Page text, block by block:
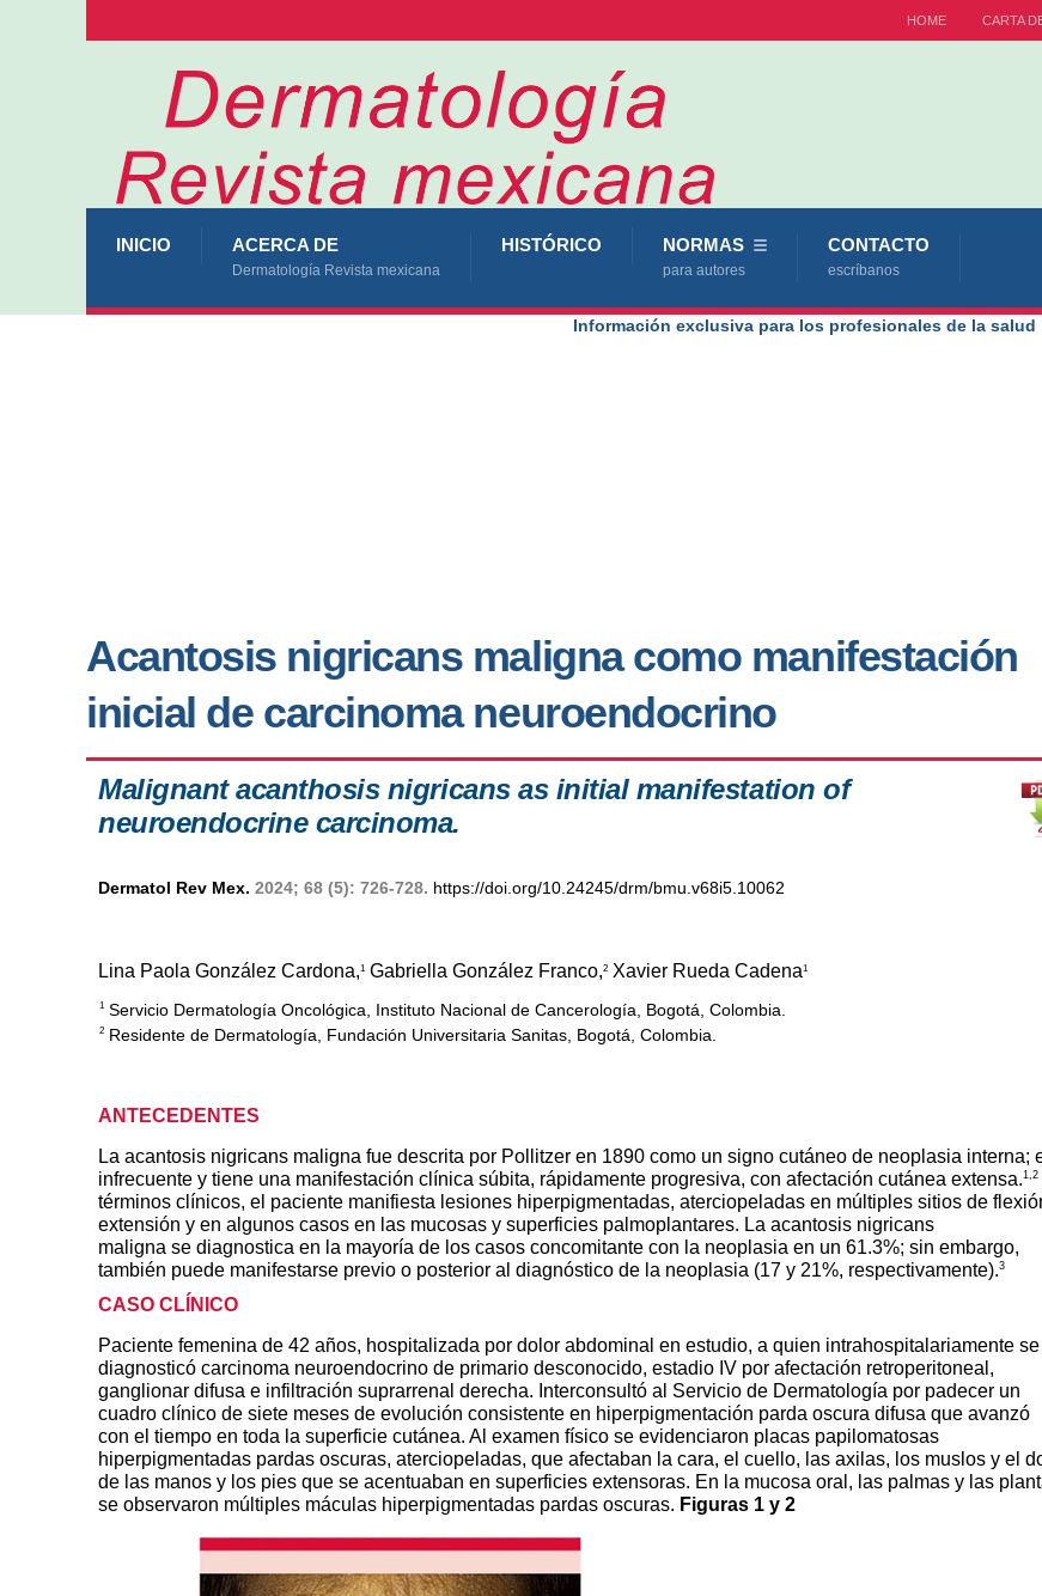
HOME CARTA
INICIO ACERCA DE
Dermatología Revista mexicana
HISTÓRICO NORMAS
para autores
CONTACTO
escríbanos
Información exclusiva para los profesionales de la salud
Acantosis nigricans maligna como manifestación
inicial de carcinoma neuroendocrino
Malignant acanthosis nigricans as initial manifestation of
neuroendocrine carcinoma.
Dermatol Rev Mex. 2024; 68 (5): 726-728. https://doi.org/10.24245/drm/bmu.v68i5.10062
Lina Paola González Cardona,1 Gabriella González Franco,2 Xavier Rueda Cadena1
1 Servicio Dermatología Oncológica, Instituto Nacional de Cancerología, Bogotá, Colombia.
2 Residente de Dermatología, Fundación Universitaria Sanitas, Bogotá, Colombia.
ANTECEDENTES
La acantosis nigricans maligna fue descrita por Pollitzer en 1890 como un signo cutáneo de neoplasia interna;
infrecuente y tiene una manifestación clínica súbita, rápidamente progresiva, con afectación cutánea extensa.1,2
términos clínicos, el paciente manifiesta lesiones hiperpigmentadas, aterciopeladas en múltiples sitios de
extensión y en algunos casos en las mucosas y superficies palmoplantares. La acantosis nigricans
maligna se diagnostica en la mayoría de los casos concomitante con la neoplasia en un 61.3%; sin embargo,
también puede manifestarse previo o posterior al diagnóstico de la neoplasia (17 y 21%, respectivamente).3
CASO CLÍNICO
Paciente femenina de 42 años, hospitalizada por dolor abdominal en estudio, a quien intrahospitalariamente se
diagnosticó carcinoma neuroendocrino de primario desconocido, estadio IV por afectación retroperitoneal,
ganglionar difusa e infiltración suprarrenal derecha. Interconsultó al Servicio de Dermatología por padecer un
cuadro clínico de siete meses de evolución consistente en hiperpigmentación parda oscura difusa que avanzó
con el tiempo en toda la superficie cutánea. Al examen físico se evidenciaron placas papilomatosas
hiperpigmentadas pardas oscuras, aterciopeladas, que afectaban la cara, el cuello, las axilas, los muslos y el
de las manos y los pies que se acentuaban en superficies extensoras. En la mucosa oral, las palmas y las
se observaron múltiples máculas hiperpigmentadas pardas oscuras. Figuras 1 y 2